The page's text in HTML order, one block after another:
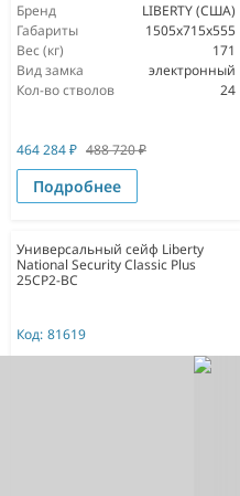
Бренд
LIBERTY (США)
Габариты
1505x715x555
Вес (кг)
171
Вид замка
электронный
Кол-во стволов
24
464 284₽ 488 720₽
Подробнее
Универсальный сейф Liberty
National Security Classic Plus
25CP2-BC
Код: 81619